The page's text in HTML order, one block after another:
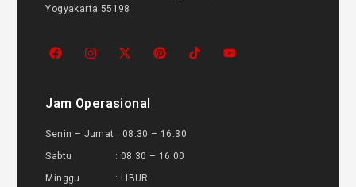
Yogyakarta 55198
Jam Operasional
Senin – Jumat : 08.30 – 16.30
Sabtu : 08.30 – 16.00
Minggu : LIBUR